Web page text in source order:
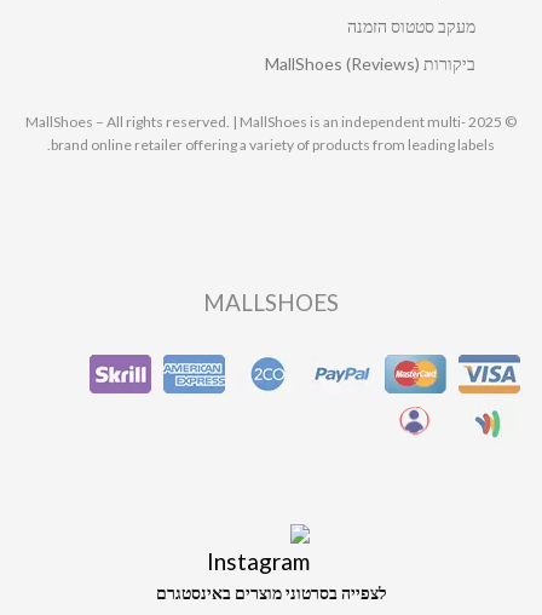
מעקב סטטוס הזמנה
ביקורות MallShoes (Reviews)
© 2025 MallShoes – All rights reserved. | MallShoes is an independent multi-
brand online retailer offering a variety of products from leading labels.
MALLSHOES
לצפייה בסרטוני מוצרים באינסטגרם